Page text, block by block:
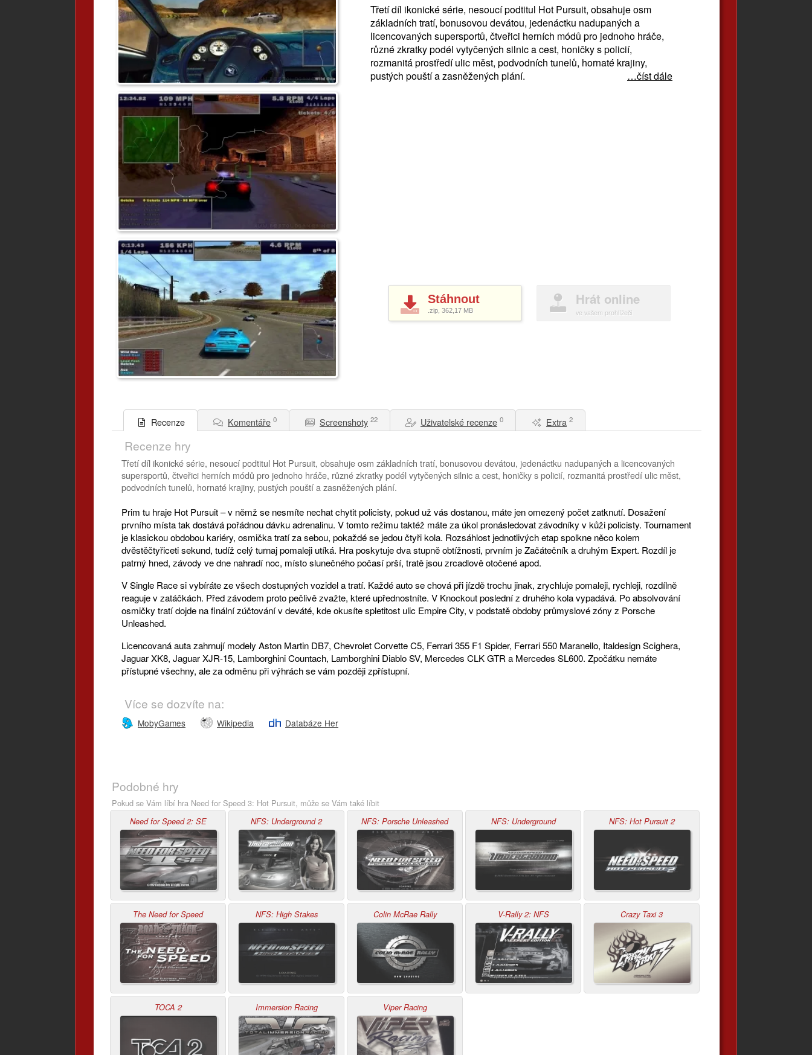
Třetí díl ikonické série, nesoucí podtitul Hot Pursuit, obsahuje osm
základních tratí, bonusovou devátou, jedenáctku nadupaných a
licencovaných supersportů, čtveřici herních módů pro jednoho hráče,
různé zkratky podél vytyčených silnic a cest, honičky s policií,
rozmanitá prostředí ulic měst, podvodních tunelů, hornaté krajiny,
pustých pouští a zasněžených plání.
…číst dále
Stáhnout
.zip, 362,17 MB
Hrát online
ve vašem prohlížeči
Recenze Komentáře 0 Screenshoty 22 Uživatelské recenze 0 Extra 2
Recenze hry
Třetí díl ikonické série, nesoucí podtitul Hot Pursuit, obsahuje osm základních tratí, bonusovou devátou, jedenáctku nadupaných a licencovaných
supersportů, čtveřici herních módů pro jednoho hráče, různé zkratky podél vytyčených silnic a cest, honičky s policií, rozmanitá prostředí ulic měst,
podvodních tunelů, hornaté krajiny, pustých pouští a zasněžených plání.
Prim tu hraje Hot Pursuit – v němž se nesmíte nechat chytit policisty, pokud už vás dostanou, máte jen omezený počet zatknutí. Dosažení
prvního místa tak dostává pořádnou dávku adrenalinu. V tomto režimu taktéž máte za úkol pronásledovat závodníky v kůži policisty. Tournament
je klasickou obdobou kariéry, osmička tratí za sebou, pokaždé se jedou čtyři kola. Rozsáhlost jednotlivých etap spolkne něco kolem
dvěstěčtyřiceti sekund, tudíž celý turnaj pomaleji utíká. Hra poskytuje dva stupně obtížnosti, prvním je Začátečník a druhým Expert. Rozdíl je
patrný hned, závody ve dne nahradí noc, místo slunečného počasí prší, tratě jsou zrcadlově otočené apod.
V Single Race si vybíráte ze všech dostupných vozidel a tratí. Každé auto se chová při jízdě trochu jinak, zrychluje pomaleji, rychleji, rozdílně
reaguje v zatáčkách. Před závodem proto pečlivě zvažte, které upřednostníte. V Knockout poslední z druhého kola vypadává. Po absolvování
osmičky tratí dojde na finální zúčtování v deváté, kde okusíte spletitost ulic Empire City, v podstatě obdoby průmyslové zóny z Porsche
Unleashed.
Licencovaná auta zahrnují modely Aston Martin DB7, Chevrolet Corvette C5, Ferrari 355 F1 Spider, Ferrari 550 Maranello, Italdesign Scighera,
Jaguar XK8, Jaguar XJR-15, Lamborghini Countach, Lamborghini Diablo SV, Mercedes CLK GTR a Mercedes SL600. Zpočátku nemáte
přístupné všechny, ale za odměnu při výhrách se vám později zpřístupní.
Více se dozvíte na:
MobyGames Wikipedia Databáze Her
Podobné hry
Pokud se Vám líbí hra Need for Speed 3: Hot Pursuit, může se Vám také líbit
Need for Speed 2: SE NFS: Underground 2 NFS: Porsche Unleashed NFS: Underground NFS: Hot Pursuit 2
The Need for Speed NFS: High Stakes Colin McRae Rally V-Rally 2: NFS Crazy Taxi 3
TOCA 2 Immersion Racing Viper Racing